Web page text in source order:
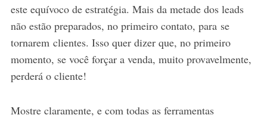
este equívoco de estratégia. Mais da metade dos leads
não estão preparados, no primeiro contato, para se
tornarem clientes. Isso quer dizer que, no primeiro
momento, se você forçar a venda, muito provavelmente,
perderá o cliente!
Mostre claramente, e com todas as ferramentas